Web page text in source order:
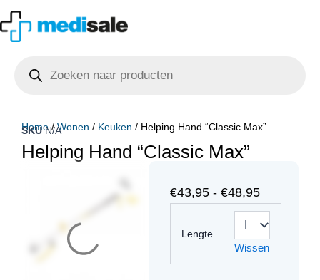
naar
de
zoeken
Home/Wonen / Keuken / Helping Hand “Classic Max”
SKUN/A
Helping Hand “Classic Max”
€43,95 - €48,95
€43,95
tot
€48,95
Lengte
Wissen
"Classic
aantal